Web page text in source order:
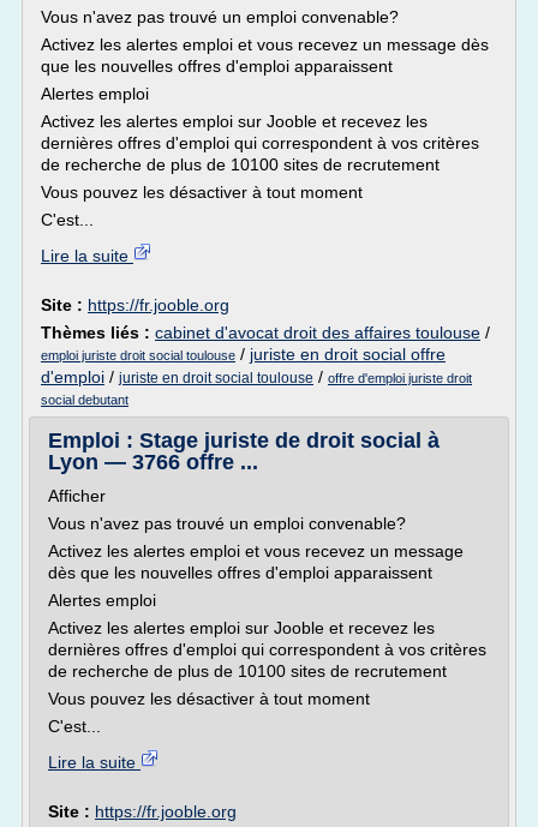
Vous n'avez pas trouvé un emploi convenable?
Activez les alertes emploi et vous recevez un message dès
que les nouvelles offres d'emploi apparaissent
Alertes emploi
Activez les alertes emploi sur Jooble et recevez les
dernières offres d'emploi qui correspondent à vos critères
de recherche de plus de 10100 sites de recrutement
Vous pouvez les désactiver à tout moment
C'est...
Lire la suite
Site : https://fr.jooble.org
Thèmes liés : cabinet d'avocat droit des affaires toulouse /
emploi juriste droit social toulouse / juriste en droit social offre
d'emploi / juriste en droit social toulouse / offre d'emploi juriste droit
social debutant
Emploi : Stage juriste de droit social à
Lyon — 3766 offre ...
Afficher
Vous n'avez pas trouvé un emploi convenable?
Activez les alertes emploi et vous recevez un message
dès que les nouvelles offres d'emploi apparaissent
Alertes emploi
Activez les alertes emploi sur Jooble et recevez les
dernières offres d'emploi qui correspondent à vos critères
de recherche de plus de 10100 sites de recrutement
Vous pouvez les désactiver à tout moment
C'est...
Lire la suite
Site : https://fr.jooble.org